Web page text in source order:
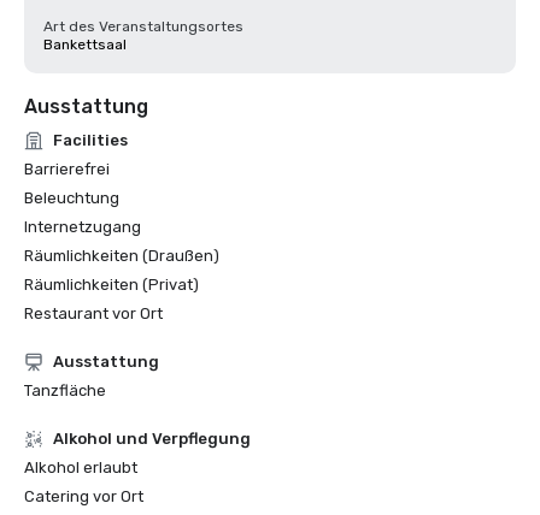
Art des Veranstaltungsortes
Bankettsaal
Ausstattung
Facilities
Barrierefrei
Beleuchtung
Internetzugang
Räumlichkeiten (Draußen)
Räumlichkeiten (Privat)
Restaurant vor Ort
Ausstattung
Tanzfläche
‪Alkohol‬ und Verpflegung
‪Alkohol‬ erlaubt
Catering vor Ort